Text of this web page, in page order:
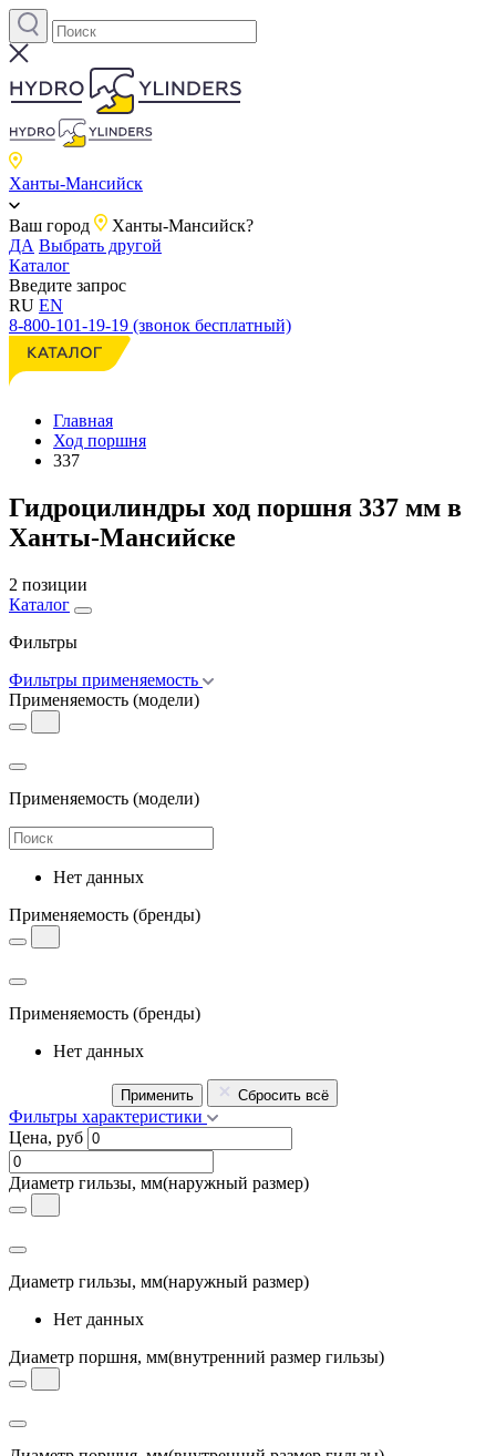
Ханты-Мансийск
Ваш город
Ханты-Мансийск?
ДА Выбрать другой
Каталог
Введите запрос
RU EN
8-800-101-19-19 (звонок бесплатный)
Главная
Ход поршня
337
Гидроцилиндры ход поршня 337 мм в
Ханты-Мансийске
2 позиции
Каталог
Фильтры
Фильтры применяемость
Применяемость (модели)
Применяемость (модели)
Нет данных
Применяемость (бренды)
Применяемость (бренды)
Нет данных
Применить Сбросить всё
Фильтры характеристики
Цена, руб
Диаметр гильзы, мм(наружный размер)
Диаметр гильзы, мм(наружный размер)
Нет данных
Диаметр поршня, мм(внутренний размер гильзы)